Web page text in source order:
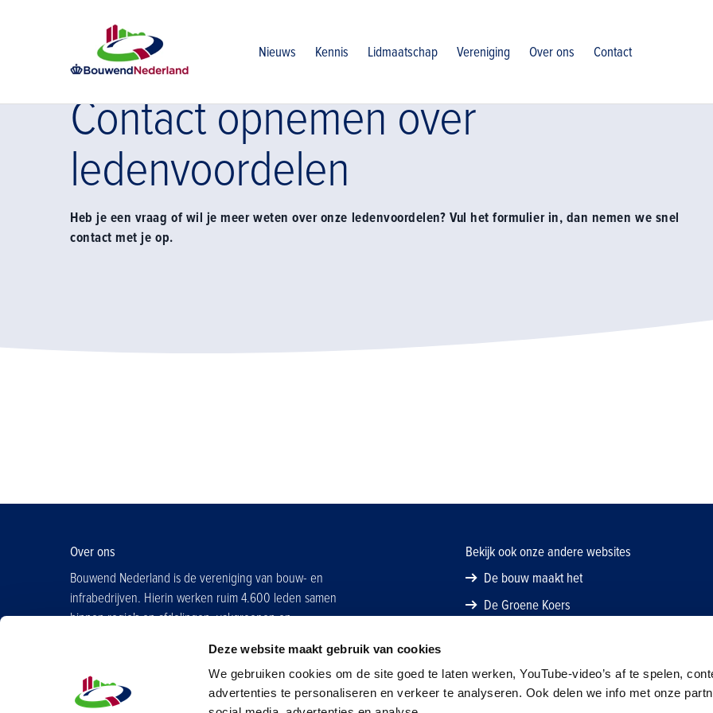
Deze website maakt gebruik van cookies
We gebruiken cookies om de site goed te laten werken, YouTube-video’s af te spelen,
advertenties te personaliseren en verkeer te analyseren. Ook delen we info met onze
Nieuws Kennis Lidmaatschap Vereniging Over ons Contact
Lidmaatschap
Contact opnemen over
ledenvoordelen
Heb je een vraag of wil je meer weten over onze ledenvoordelen? Vul het formulier in, dan nemen we snel
contact met je op.
Over ons
Bouwend Nederland is de vereniging van bouw- en
infrabedrijven. Hierin werken ruim 4.600 leden samen
binnen regio's en afdelingen, vakgroepen en
Bekijk ook onze andere websites
De bouw maakt het
De Groene Koers